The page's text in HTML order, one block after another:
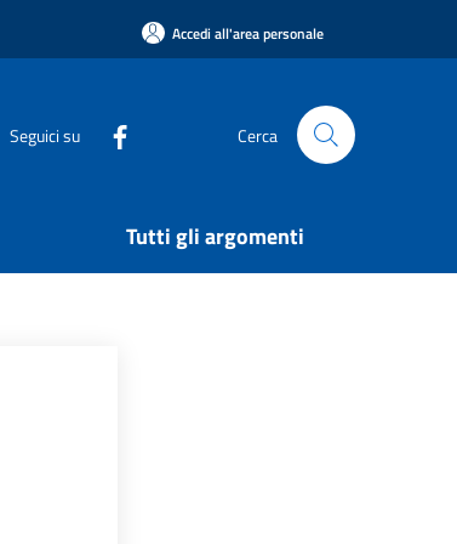
Accedi all'area personale
Seguici su Cerca
Tutti gli argomenti